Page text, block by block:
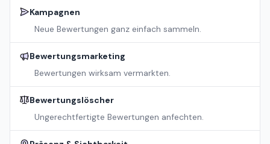
Kampagnen
Neue Bewertungen ganz einfach sammeln.
Bewertungsmarketing
Bewertungen wirksam vermarkten.
Bewertungslöscher
Ungerechtfertigte Bewertungen anfechten.